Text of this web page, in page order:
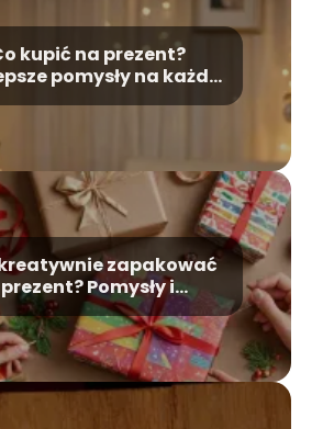
kupić na prezent?
pomysły na każdą
zapakować
prezent? Pomysły i
wskazówki